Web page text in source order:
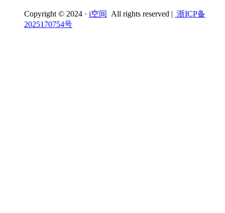
Copyright © 2024 · i空间 All rights reserved | 浙ICP备
2025170754号